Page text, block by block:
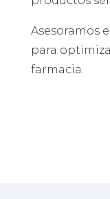
Asesoramos
para
farmacia.